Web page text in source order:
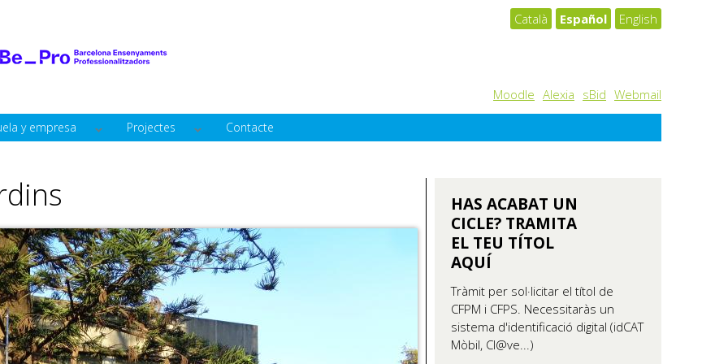
Moodle Alexia sBid Webmail
Català Español English
y empresa Projectes Contacte
HAS ACABAT UN
CICLE? TRAMITA
EL TEU TÍTOL
AQUÍ
Tràmit per sol·licitar el títol de
CFPM i CFPS. Necessitaràs un
sistema d'identificació digital (idCAT
Mòbil, Cl@ve...)